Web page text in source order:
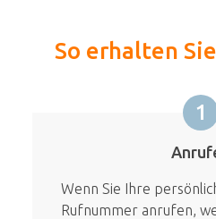
So erhalten
1
Wenn Sie Ihre
Rufnummer anrufen,